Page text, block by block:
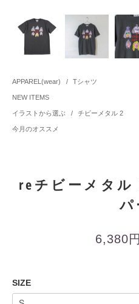
APPAREL(wear) / Tシャツ
NEW ITEMS
イラストから選ぶ / チビーメタル 2
今月のオススメ
reチビーメタル
パ
6,380
SIZE